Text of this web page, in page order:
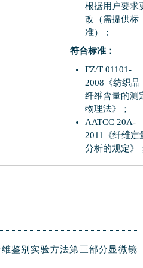
根据用户要求
改（需提供标
准）；
符合标准：
FZ/T 01101-
2008《纺织品
纤维含量的测
物理法》；
AATCC 20A-
2011《纤维定
分析的规定》
维鉴别实验方法第三部分显微镜